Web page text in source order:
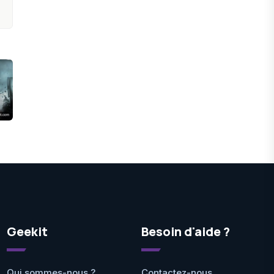
Geekit Besoin d'aide ?